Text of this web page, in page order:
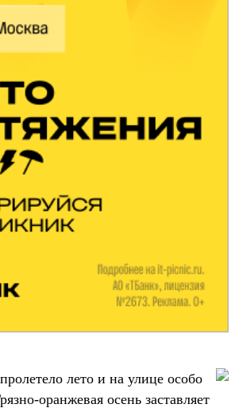
лето и на улице особо
оранжевая осень заставляет